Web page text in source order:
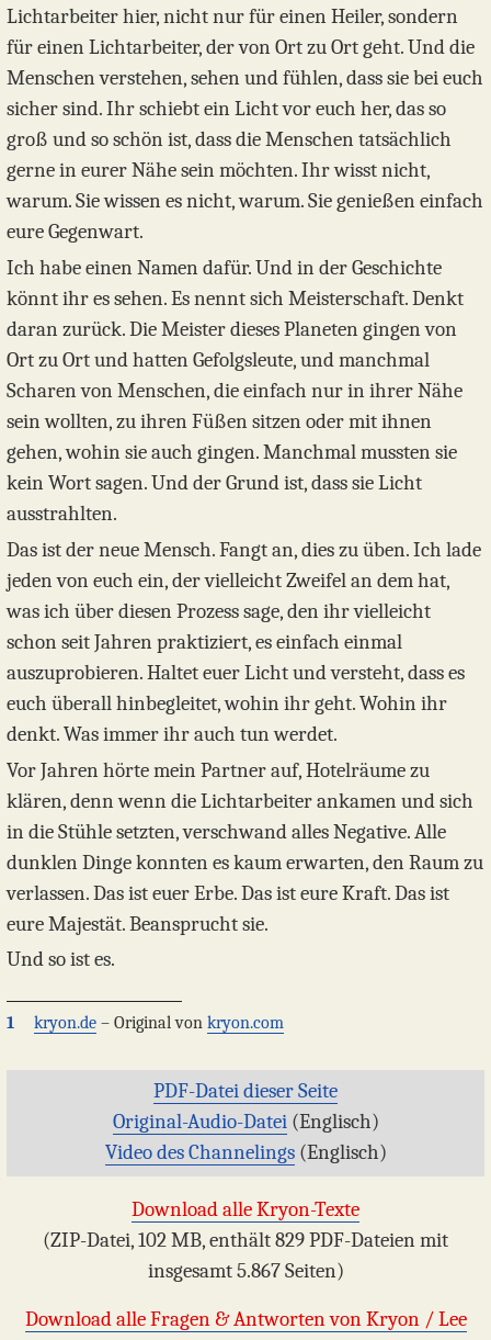
Lichtarbeiter hier, nicht nur für einen Heiler, sondern
für einen Lichtarbeiter, der von Ort zu Ort geht. Und die
Menschen verstehen, sehen und fühlen, dass sie bei euch
sicher sind. Ihr schiebt ein Licht vor euch her, das so
groß und so schön ist, dass die Menschen tatsächlich
gerne in eurer Nähe sein möchten. Ihr wisst nicht,
warum. Sie wissen es nicht, warum. Sie genießen einfach
eure Gegenwart.
Ich habe einen Namen dafür. Und in der Geschichte
könnt ihr es sehen. Es nennt sich Meisterschaft. Denkt
daran zurück. Die Meister dieses Planeten gingen von
Ort zu Ort und hatten Gefolgsleute, und manchmal
Scharen von Menschen, die einfach nur in ihrer Nähe
sein wollten, zu ihren Füßen sitzen oder mit ihnen
gehen, wohin sie auch gingen. Manchmal mussten sie
kein Wort sagen. Und der Grund ist, dass sie Licht
ausstrahlten.
Das ist der neue Mensch. Fangt an, dies zu üben. Ich lade
jeden von euch ein, der vielleicht Zweifel an dem hat,
was ich über diesen Prozess sage, den ihr vielleicht
schon seit Jahren praktiziert, es einfach einmal
auszuprobieren. Haltet euer Licht und versteht, dass es
euch überall hinbegleitet, wohin ihr geht. Wohin ihr
denkt. Was immer ihr auch tun werdet.
Vor Jahren hörte mein Partner auf, Hotelräume zu
klären, denn wenn die Lichtarbeiter ankamen und sich
in die Stühle setzten, verschwand alles Negative. Alle
dunklen Dinge konnten es kaum erwarten, den Raum zu
verlassen. Das ist euer Erbe. Das ist eure Kraft. Das ist
eure Majestät. Beansprucht sie.
Und so ist es.
1 kryon.de – Original von kryon.com
PDF-Datei dieser Seite
Original-Audio-Datei(Englisch)
Video des Channelings(Englisch)
Download alle Kryon-Texte
(ZIP-Datei, 102 MB, enthält 829 PDF-Dateien mit
insgesamt 5.867 Seiten)
Download alle Fragen & Antworten von Kryon / Lee